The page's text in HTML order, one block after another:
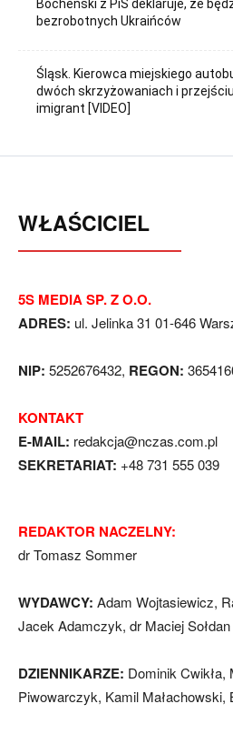
Bocheński z PiS deklaruje, że
bezrobotnych Ukraińców
Śląsk. Kierowca miejskiego
dwóch skrzyżowaniach i
imigrant [VIDEO]
WŁAŚCICIEL
5S MEDIA SP. Z O.O.
ADRES: ul. Jelinka 31 01-646
NIP: 5252676432, REGON:
KONTAKT
E-MAIL: redakcja@nczas.com.pl
SEKRETARIAT: +48 731 555 039
REDAKTOR NACZELNY:
dr Tomasz Sommer
WYDAWCY: Adam Wojtasiewicz,
Jacek Adamczyk, dr Maciej Sołdan
DZIENNIKARZE: Dominik
Piwowarczyk, Kamil Małachowski,